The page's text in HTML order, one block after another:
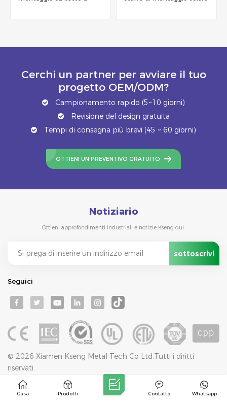
Cerchi un partner per avviare il tuo
progetto OEM/ODM?
Campionamento rapido (5~10 giorni)
Revisione del design gratuita
Tempi di consegna più brevi (45 ~ 60 giorni)
OTTIENI UN PREVENTIVO GRATUITO
Notiziario
Ottieni approfondimenti industriali e notizie Kseng qui.
Seguici
© 2026 Xiamen Kseng Metal Tech Co Ltd.Tutti i diritti
riservati.
Rete IPv6 supportata
Blog
Mappa Del Sito Politica Sulla Riservatezza XML
Casa Prodotti Whatsapp
Contatto